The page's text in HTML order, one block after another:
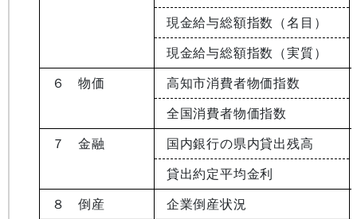
現金給与総額指数（名目）
現金給与総額指数（実質）
６ 物価 高知市消費者物価指数
全国消費者物価指数
７ 金融 国内銀行の県内貸出残高
貸出約定平均金利
８ 倒産 企業倒産状況